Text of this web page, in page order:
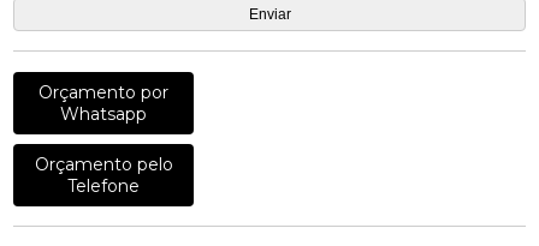
Orçamento por
Whatsapp
Orçamento pelo
Telefone